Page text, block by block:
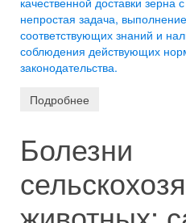
непростая задача,
соответствующих знаний и
соблюдения действующих
законодательства.
Подробнее
Болезни